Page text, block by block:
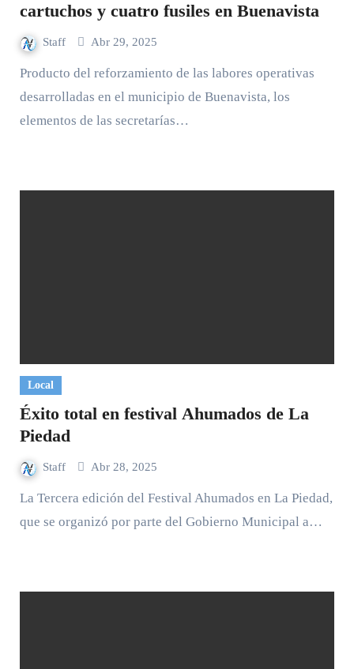
cartuchos y cuatro fusiles en Buenavista
Staff Abr 29, 2025
Producto del reforzamiento de las labores operativas
desarrolladas en el municipio de Buenavista, los
elementos de las secretarías…
Local
Éxito total en festival Ahumados de La
Piedad
Staff Abr 28, 2025
La Tercera edición del Festival Ahumados en La Piedad,
que se organizó por parte del Gobierno Municipal a…